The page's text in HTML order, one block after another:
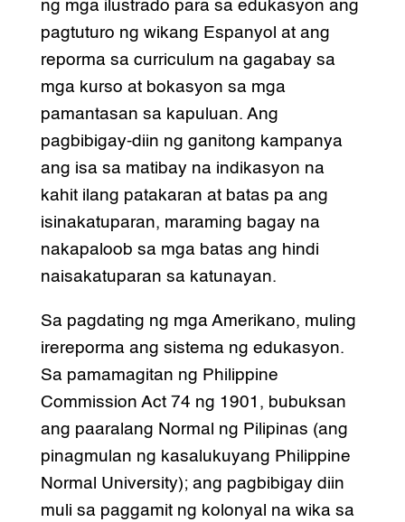
ng mga ilustrado para sa edukasyon ang
pagtuturo ng wikang Espanyol at ang
reporma sa curriculum na gagabay sa
mga kurso at bokasyon sa mga
pamantasan sa kapuluan. Ang
pagbibigay-diin ng ganitong kampanya
ang isa sa matibay na indikasyon na
kahit ilang patakaran at batas pa ang
isinakatuparan, maraming bagay na
nakapaloob sa mga batas ang hindi
naisakatuparan sa katunayan.
Sa pagdating ng mga Amerikano, muling
irereporma ang sistema ng edukasyon.
Sa pamamagitan ng Philippine
Commission Act 74 ng 1901, bubuksan
ang paaralang Normal ng Pilipinas (ang
pinagmulan ng kasalukuyang Philippine
Normal University); ang pagbibigay diin
muli sa paggamit ng kolonyal na wika sa